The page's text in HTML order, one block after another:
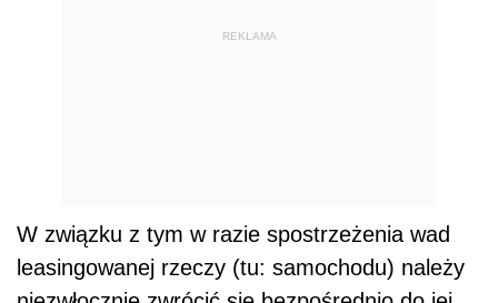
REKLAMA
W związku z tym w razie spostrzeżenia wad
leasingowanej rzeczy (tu: samochodu) należy